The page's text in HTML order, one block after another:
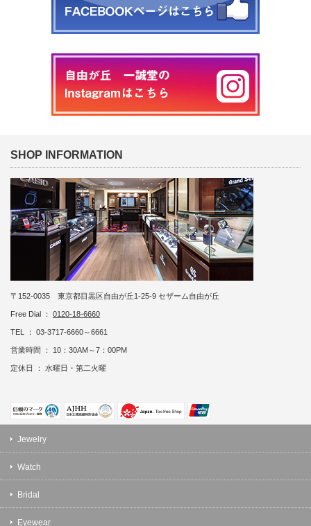
SHOP INFORMATION
〒152-0035 東京都目黒区自由が丘1-25-9 セザーム自由が丘
Free Dial ： 0120-18-6660
TEL ： 03-3717-6660～6661
営業時間 ： 10：30AM～7：00PM
定休日 ： 水曜日・第二火曜
Jewelry
Watch
Bridal
Eyewear